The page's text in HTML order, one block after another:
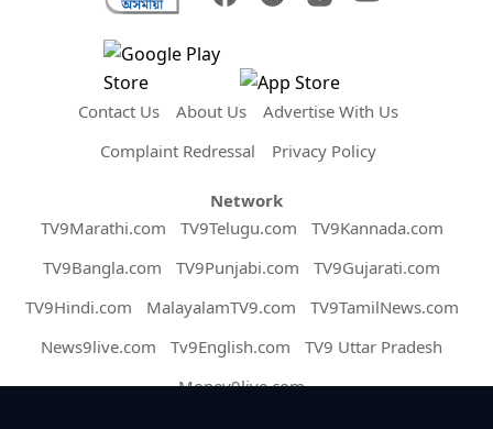
Contact Us About Us
Advertise With Us
Complaint Redressal
Privacy Policy
Network
TV9Marathi.com
TV9Telugu.com
TV9Kannada.com
TV9Bangla.com
TV9Punjabi.com
TV9Gujarati.com
TV9Hindi.com
MalayalamTV9.com
TV9TamilNews.com
News9live.com
Tv9English.com
TV9 Uttar Pradesh
Money9live.com